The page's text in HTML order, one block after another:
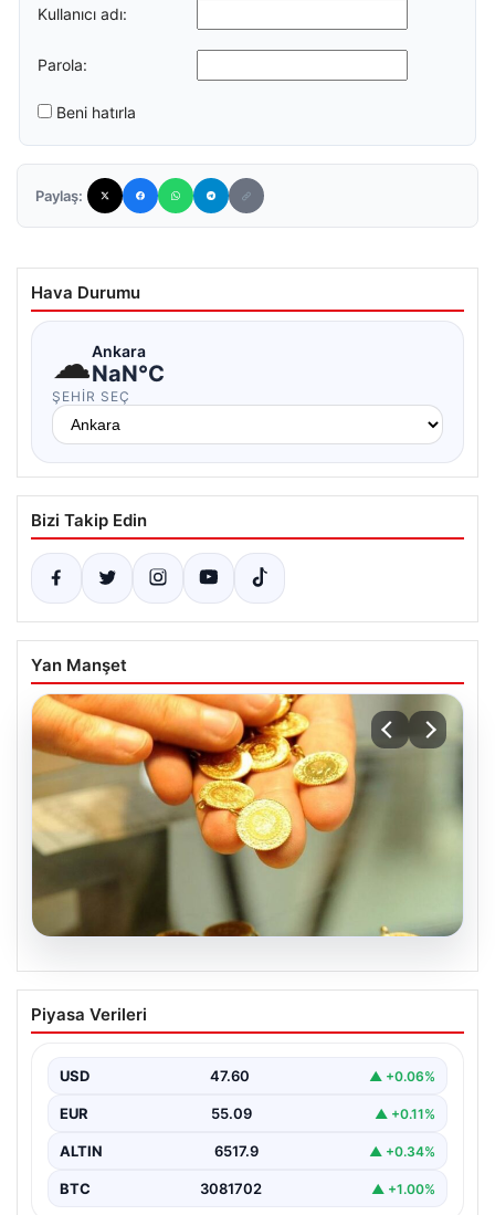
Kullanıcı adı:
Parola:
Beni hatırla
Paylaş:
Hava Durumu
☁Ankara
NaN°C
ŞEHIR SEÇ
Bizi Takip Edin
Yan Manşet
05.08.2026
Altın fiyatları canlı 2 Nisan 2026: Altın
fiyatları ne kadar oldu? Gram, çeyrek,
fiyatları
Piyasa Verileri
USD 47.60 ▲ +0.06%
EUR 55.09 ▲ +0.11%
ALTIN 6517.9 ▲ +0.34%
BTC 3081702 ▲ +1.00%